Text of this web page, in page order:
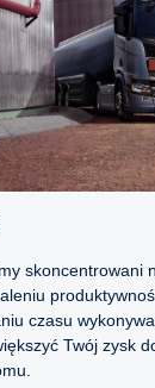
skoncentrowani
czasu
Twój zysk